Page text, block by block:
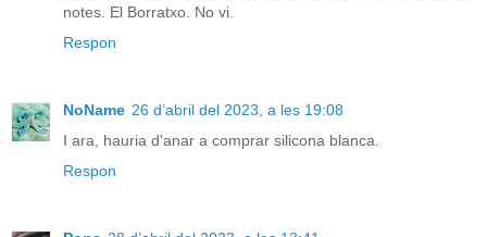
notes. El Borratxo. No vi.
Respon
NoName 26 d’abril del 2023, a les 19:08
I ara, hauria d'anar a comprar silicona blanca.
Respon